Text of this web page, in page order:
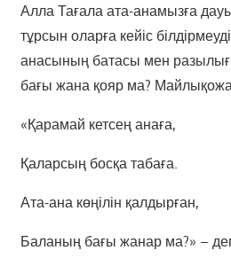
Алла Тағала ата-анамызға
тұрсын оларға кейіс
анасының батасы мен
бағы жана қояр ма?
«Қарамай кетсең анаға,
Қаларсың босқа табаға.
Ата-ана көңілін қалдырған,
Баланың бағы жанар ма?» –